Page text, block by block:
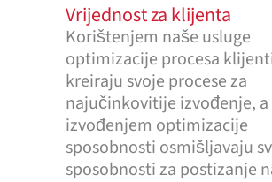
Vrijednost za klijenta
Korištenjem naše usluge
optimizacije procesa
kreiraju svoje procese za
najučinkovitije izvođenje, a
izvođenjem optimizacije
sposobnosti osmišljavaju
sposobnosti za postizanje